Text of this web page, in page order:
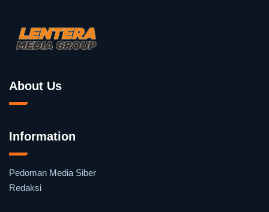
About Us
Information
Pedoman Media Siber
Redaksi